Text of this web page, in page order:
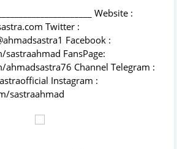
Website :
Twitter :
Facebook :
FansPage:
Channel Telegram :
Instagram :
sastraahmad